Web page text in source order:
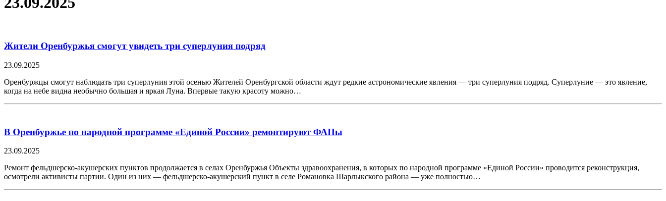
Жители Оренбуржья смогут увидеть три суперлуния подряд
23.09.2025
Оренбуржцы смогут наблюдать три суперлуния этой осенью Жителей Оренбургской области ждут редкие астрономические явления — три суперлуния подряд. Суперлуние — это явление,
когда на небе видна необычно большая и яркая Луна. Впервые такую красоту можно…
В Оренбуржье по народной программе «Единой России» ремонтируют ФАПы
23.09.2025
Ремонт фельдшерско-акушерских пунктов продолжается в селах Оренбуржья Объекты здравоохранения, в которых по народной программе «Единой России» проводится реконструкция,
осмотрели активисты партии. Один из них — фельдшерско-акушерский пункт в селе Романовка Шарлыкского района — уже полностью…